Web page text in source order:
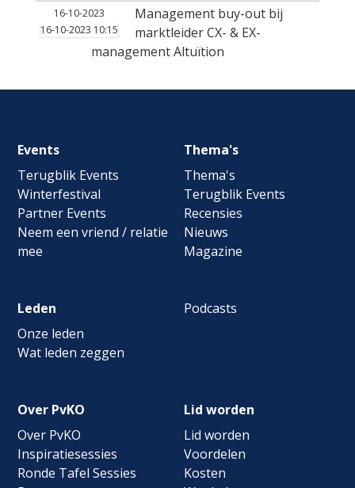
16-10-2023
16-10-2023 10:15
Management buy-out bij
marktleider CX- & EX-
management Altuïtion
Footer
navigation
Events
Terugblik Events
Winterfestival
Partner Events
Neem een vriend / relatie
mee
Thema's
Thema's
Terugblik Events
Recensies
Nieuws
Magazine
Leden
Onze leden
Wat leden zeggen
Podcasts
Over PvKO
Over PvKO
Inspiratiesessies
Ronde Tafel Sessies
Lid worden
Lid worden
Voordelen
Kosten